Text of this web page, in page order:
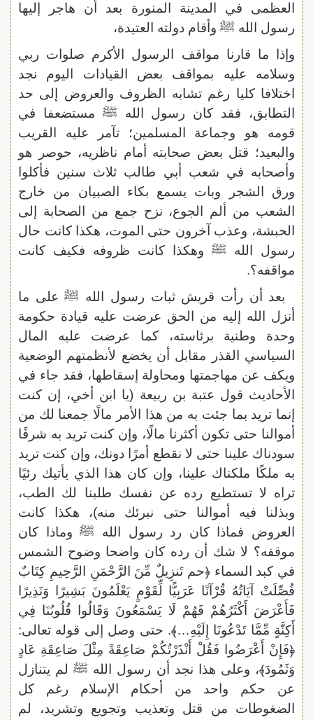
العظمى في المدينة المنورة بعد أن هاجر إليها
رسول الله ﷺ وأقام دولته العتيدة،
وإذا ما قارنا مواقف الرسول الأكرم صلوات ربي
وسلامه عليه بمواقف بعض القيادات اليوم نجد
اختلافا كليا رغم تشابه الظروف والعروض إلى حد
التطابق، فقد كان رسول الله ﷺ مستضعفا في
قومه هو وجماعة المسلمين؛ تآمر عليه القريب
والبعيد؛ قتل بعض صحابته أمام ناظريه، حوصر هو
وأصحابه في شعب أبي طالب ثلاث سنين فأكلوا
ورق الشجر وبات يسمع بكاء الصبيان من خارج
الشعب من ألم الجوع، نزح جمع من الصحابة إلى
الحبشة، وعذب آخرون حتى الموت، هكذا كانت حال
رسول الله ﷺ وهكذا كانت ظروفه فكيف كانت
مواقفه؟.
بعد أن رأت قريش ثبات رسول الله ﷺ على ما
أنزل الله إليه من الحق عرضت عليه قيادة حكومة
وحدة وطنية برئاسته، كما عرضت عليه المال
السياسي القذر مقابل أن يخضع لأنظمتهم الوضعية
ويكف عن مهاجمتها ومحاولة إسقاطها، فقد جاء في
الأحاديث قول عتبة بن ربيعة (يا ابن أخي، إن كنت
إنما تريد بما جئت به من هذا الأمر مالًا جمعنا لك من
أموالنا حتى تكون أكثرنا مالًا، وإن كنت تريد به شرفًا
سودناك علينا حتى لا نقطع أمرًا دونك، وإن كنت تريد
به ملكًا ملكناك علينا، وإن كان هذا الذي يأتيك رئيًا
تراه لا تستطيع رده عن نفسك طلبنا لك الطب،
وبذلنا فيه أموالنا حتى نبرئك منه)، هكذا كانت
العروض فماذا كان رد رسول الله ﷺ وماذا كان
موقفه؟ لا شك أن رده كان واضحا وضوح الشمس
في كبد السماء ﴿حم تَنزِيلٌ مِّنَ الرَّحْمَنِ الرَّحِيمِ كِتَابٌ
فُصِّلَتْ آيَاتُهُ قُرْآنًا عَرَبِيًّا لِّقَوْمٍ يَعْلَمُونَ بَشِيرًا وَنَذِيرًا
فَأَعْرَضَ أَكْثَرُهُمْ فَهُمْ لَا يَسْمَعُونَ وَقَالُوا قُلُوبُنَا فِي
أَكِنَّةٍ مِّمَّا تَدْعُونَا إِلَيْهِ…﴾. حتى وصل إلى قوله تعالى:
﴿فَإِنْ أَعْرَضُوا فَقُلْ أَنْذَرْتُكُمْ صَاعِقَةً مِثْلَ صَاعِقَةِ عَادٍ
وَثَمُودَ﴾، وعلى هذا نجد أن رسول الله ﷺ لم يتنازل
عن حكم واحد من أحكام الإسلام رغم كل
الضغوطات من قتل وتعذيب وتجويع وتشريد، لم